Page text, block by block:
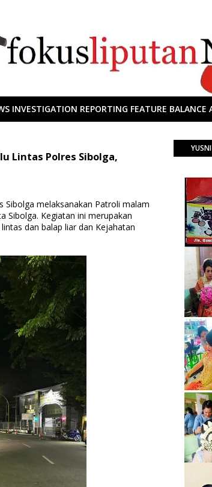
INVESTIGATION REPORTING FEATURE BALANCE
Lintas Polres Sibolga,
Sibolga melaksanakan Patroli malam
Sibolga. Kegiatan ini merupakan
dan balap liar dan Kejahatan